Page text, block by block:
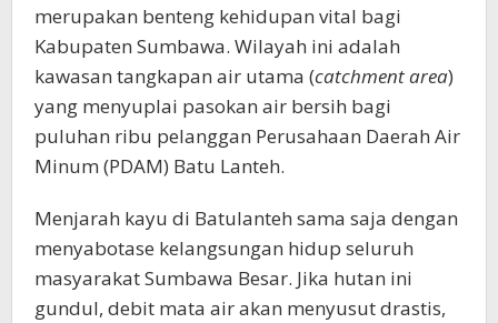
merupakan benteng kehidupan vital bagi
Kabupaten Sumbawa. Wilayah ini adalah
kawasan tangkapan air utama (catchment area)
yang menyuplai pasokan air bersih bagi
puluhan ribu pelanggan Perusahaan Daerah Air
Minum (PDAM) Batu Lanteh.
Menjarah kayu di Batulanteh sama saja dengan
menyabotase kelangsungan hidup seluruh
masyarakat Sumbawa Besar. Jika hutan ini
gundul, debit mata air akan menyusut drastis,